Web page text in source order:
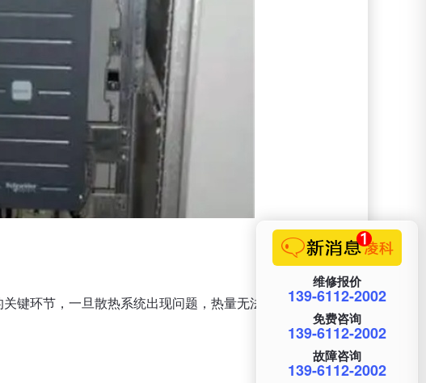
键环节，一旦散热系统出现问题，热量无法及时排出，极易
维修报价
139-6112-2002
免费咨询
139-6112-2002
故障咨询
139-6112-2002